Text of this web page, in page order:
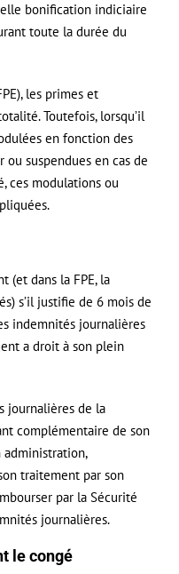
bonification indiciaire
toute la durée du
les primes et
Toutefois, lorsqu’il
en fonction des
suspendues en cas de
ces modulations ou
(et dans la FPE, la
s’il justifie de 6 mois de
indemnités journalières
a droit à son plein
journalières de la
complémentaire de son
traitement par son
par la Sécurité
journalières.
le congé